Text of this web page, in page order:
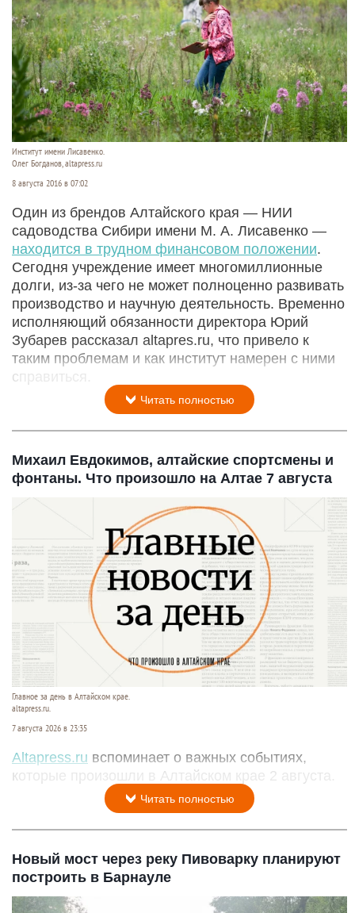
Институт имени Лисавенко.
Олег Богданов, altapress.ru
8 августа 2016 в 07:02
Один из брендов Алтайского края — НИИ
садоводства Сибири имени М. А. Лисавенко —
находится в трудном финансовом положении.
Сегодня учреждение имеет многомиллионные
долги, из-за чего не может полноценно развивать
производство и научную деятельность. Временно
исполняющий обязанности директора Юрий
Зубарев рассказал altapres.ru, что привело к
таким проблемам и как институт намерен с ними
справиться.
Читать полностью
Михаил Евдокимов, алтайские спортсмены и
фонтаны. Что произошло на Алтае 7 августа
Главное за день в Алтайском крае.
altapress.ru.
7 августа 2026 в 23:35
Altapress.ru вспоминает о важных событиях,
которые произошли в Алтайском крае 2 августа.
Читать полностью
Новый мост через реку Пивоварку планируют
построить в Барнауле